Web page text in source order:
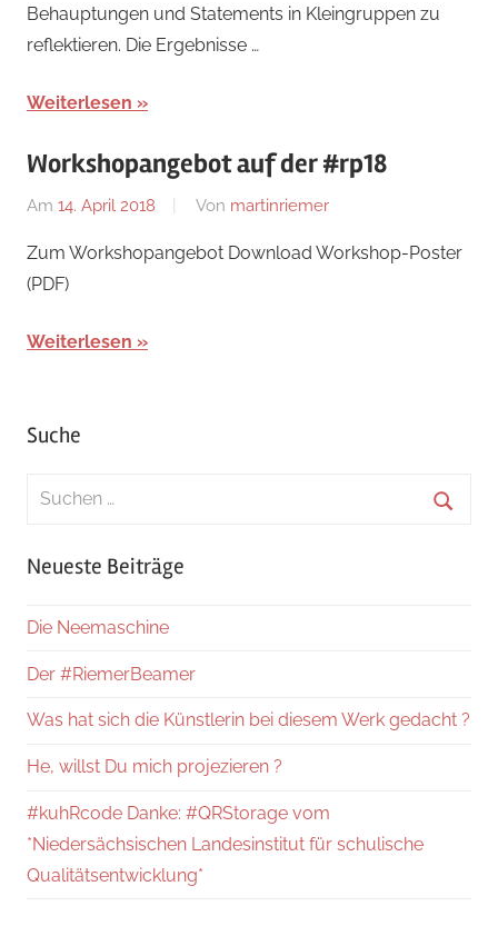
Behauptungen und Statements in Kleingruppen zu
reflektieren. Die Ergebnisse …
Weiterlesen
Workshopangebot auf der #rp18
Am 14. April 2018 Von martinriemer
Zum Workshopangebot Download Workshop-Poster
(PDF)
Weiterlesen
Suche
Suchen
Neueste Beiträge
Die Neemaschine
Der #RiemerBeamer
Was hat sich die Künstlerin bei diesem Werk gedacht ?
He, willst Du mich projezieren ?
#kuhRcode Danke: #QRStorage vom
*Niedersächsischen Landesinstitut für schulische
Qualitätsentwicklung*